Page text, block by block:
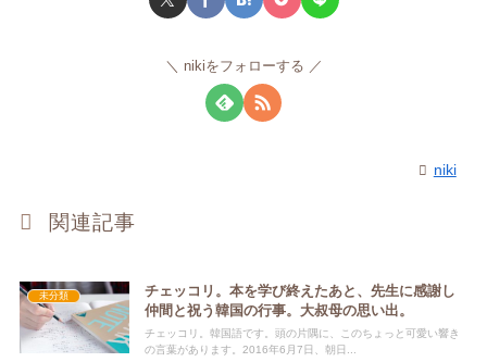
nikiをフォローする
niki
関連記事
未分類
チェッコリ。本を学び終えたあと、先生に感謝し
仲間と祝う韓国の行事。大叔母の思い出。
チェッコリ。韓国語です。頭の片隅に、このちょっと可愛い響き
の言葉があります。2016年6月7日、朝日...